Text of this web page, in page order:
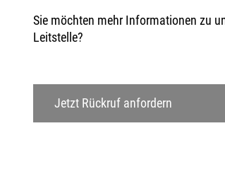
Sie möchten mehr Informationen zu
Leitstelle?
Jetzt Rückruf anfordern